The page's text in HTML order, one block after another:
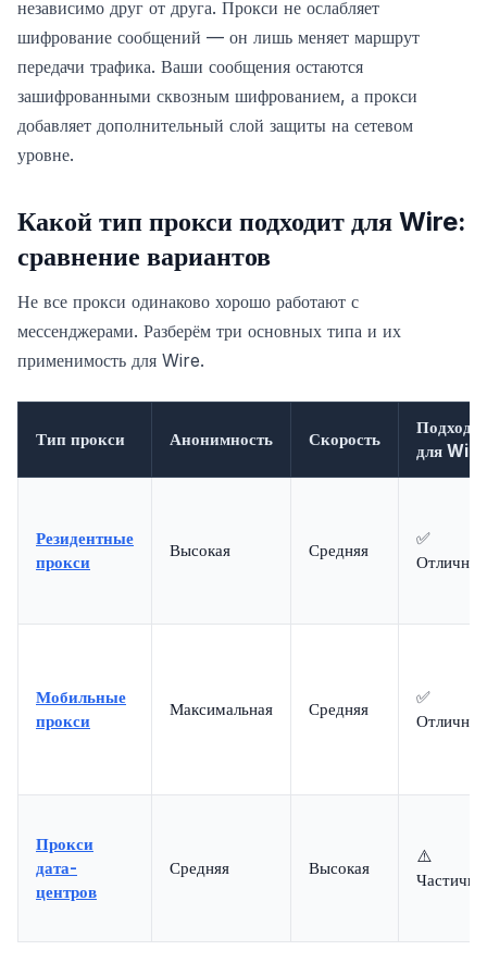
независимо друг от друга. Прокси не ослабляет
шифрование сообщений — он лишь меняет маршрут
передачи трафика. Ваши сообщения остаются
зашифрованными сквозным шифрованием, а прокси
добавляет дополнительный слой защиты на сетевом
уровне.
Какой тип прокси подходит для Wire:
сравнение вариантов
Не все прокси одинаково хорошо работают с
мессенджерами. Разберём три основных типа и их
применимость для Wire.
Тип прокси Анонимность Скорость
для Wire
Резидентные
прокси
Высокая Средняя
✅
Отлично
Мобильные
прокси
Максимальная Средняя
✅
Отлично
Прокси
дата-
центров
Средняя Высокая
⚠️
Частично